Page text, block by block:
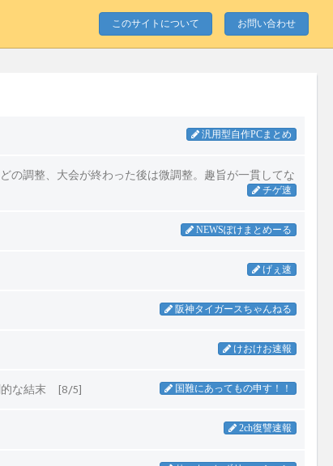
このサイトについて お問い合わせ